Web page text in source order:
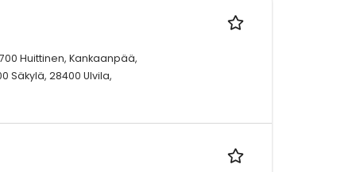
Huittinen, Kankaanpää,
Säkylä, 28400 Ulvila,